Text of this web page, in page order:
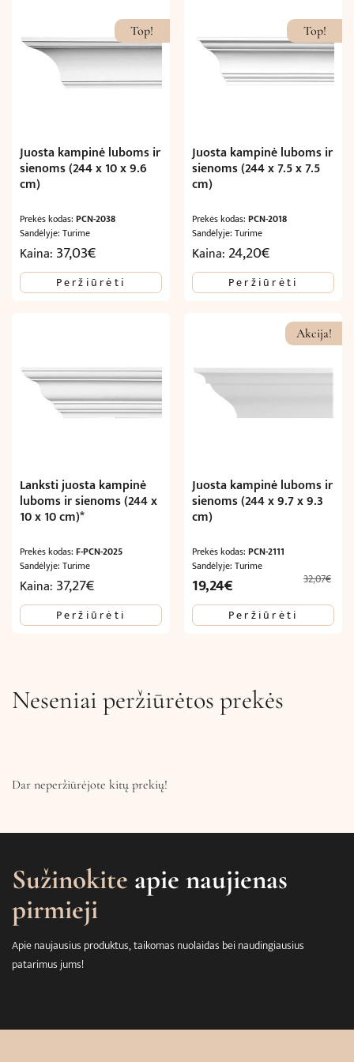
Top!
Juosta kampinė luboms ir
sienoms (244 x 10 x 9.6
cm)
Prekės kodas: PCN-2038
Sandėlyje: Turime
Kaina: 37,03€
Peržiūrėti
Top!
Juosta kampinė luboms ir
sienoms (244 x 7.5 x 7.5
cm)
Prekės kodas:PCN-2018
Sandėlyje: Turime
Kaina: 24,20€
Peržiūrėti
Lanksti juosta kampinė
luboms ir sienoms (244 x
10 x 10 cm)*
Prekės kodas: F-PCN-2025
Sandėlyje: Turime
Kaina: 37,27€
Peržiūrėti
Akcija!
Juosta kampinė luboms ir
sienoms (244 x 9.7 x 9.3
cm)
Prekės kodas:PCN-2111
Sandėlyje: Turime
32,07€
Original
price
was:
19,24€
price
is:
Peržiūrėti
Neseniai peržiūrėtos prekės
Dar neperžiūrėjote kitų prekių!
Sužinokite apie naujienas
pirmieji
Apie naujausius produktus, taikomas nuolaidas bei naudingiausius
patarimus jums!